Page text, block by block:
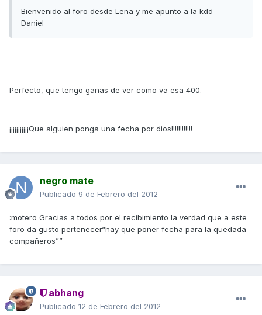
Bienvenido al foro desde Lena y me apunto a la kdd
Daniel
Perfecto, que tengo ganas de ver como va esa 400.
¡¡¡¡¡¡¡¡¡¡¡Que alguien ponga una fecha por dios!!!!!!!!!!!!
negro mate
Publicado 9 de Febrero del 2012
:motero Gracias a todos por el recibimiento la verdad que a este
foro da gusto pertenecer“hay que poner fecha para la quedada
compañeros””
abhang
Publicado 12 de Febrero del 2012